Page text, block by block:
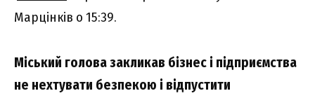
Марцінків о 15:39.
Міський голова закликав бізнес і підприємства
не нехтувати безпекою і відпустити